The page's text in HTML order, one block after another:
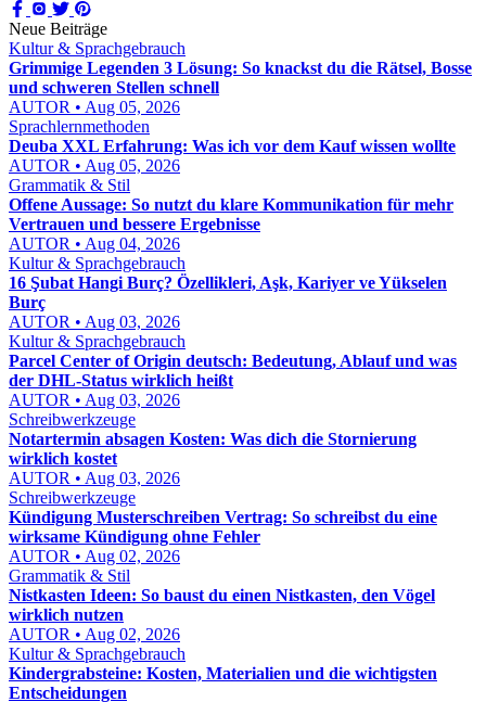
Neue Beiträge
Kultur & Sprachgebrauch
Grimmige Legenden 3 Lösung: So knackst du die Rätsel, Bosse
und schweren Stellen schnell
AUTOR • Aug 05, 2026
Sprachlernmethoden
Deuba XXL Erfahrung: Was ich vor dem Kauf wissen wollte
AUTOR • Aug 05, 2026
Grammatik & Stil
Offene Aussage: So nutzt du klare Kommunikation für mehr
Vertrauen und bessere Ergebnisse
AUTOR • Aug 04, 2026
Kultur & Sprachgebrauch
16 Şubat Hangi Burç? Özellikleri, Aşk, Kariyer ve Yükselen
Burç
AUTOR • Aug 03, 2026
Kultur & Sprachgebrauch
Parcel Center of Origin deutsch: Bedeutung, Ablauf und was
der DHL-Status wirklich heißt
AUTOR • Aug 03, 2026
Schreibwerkzeuge
Notartermin absagen Kosten: Was dich die Stornierung
wirklich kostet
AUTOR • Aug 03, 2026
Schreibwerkzeuge
Kündigung Musterschreiben Vertrag: So schreibst du eine
wirksame Kündigung ohne Fehler
AUTOR • Aug 02, 2026
Grammatik & Stil
Nistkasten Ideen: So baust du einen Nistkasten, den Vögel
wirklich nutzen
AUTOR • Aug 02, 2026
Kultur & Sprachgebrauch
Kindergrabsteine: Kosten, Materialien und die wichtigsten
Entscheidungen